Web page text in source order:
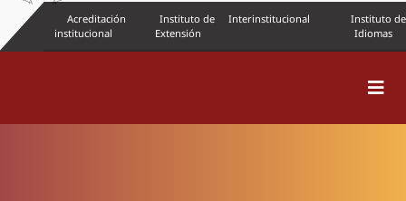
Acreditación
institucional
Instituto de
Extensión
Interinstitucional
Instituto de
Idiomas